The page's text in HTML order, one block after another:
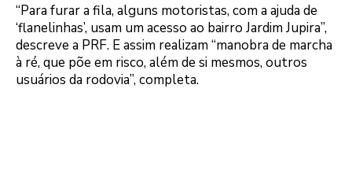
“Para furar a fila, alguns motoristas, com a ajuda de
‘flanelinhas’, usam um acesso ao bairro Jardim Jupira”,
descreve a PRF. E assim realizam “manobra de marcha
à ré, que põe em risco, além de si mesmos, outros
usuários da rodovia”, completa.